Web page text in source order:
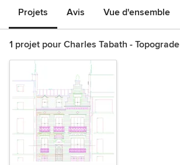
Projets Avis Vue d'ensemble
1 projet pour Charles Tabath - Topograde